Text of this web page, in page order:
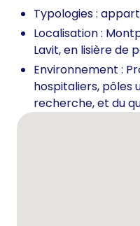
Typologies :
Localisation :
Lavit, en lisière de
Environnement :
hospitaliers, pôles
recherche, et du